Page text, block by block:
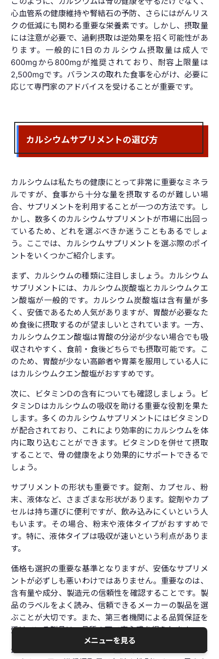
心血管系の健康維持や腎結石の予防、さらにはがんリス
クの低減にも関わる重要な栄養素です。しかし、摂取量
には注意が必要で、過剰摂取は逆効果を招く可能性があ
ります。一般的に1日のカルシウム摂取量は成人で
600mgから800mgが推奨されており、耐容上限量は
2,500mgです。バランスの取れた食事を心がけ、必要に
応じて専門家のアドバイスを受けることが重要です。
カルシウムサプリメントの選び方
カルシウムは私たちの健康にとって非常に重要なミネラ
ルですが、食事から十分な量を摂取するのが難しい場
合、サプリメントを利用することが一つの方法です。し
かし、数多くのカルシウムサプリメントが市場に出回っ
ているため、どれを選ぶべきか迷うこともあるでしょ
う。ここでは、カルシウムサプリメントを選ぶ際のポイ
ントをいくつかご紹介します。
まず、カルシウムの種類に注目しましょう。カルシウム
サプリメントには、カルシウム炭酸塩とカルシウムクエ
ン酸塩が一般的です。カルシウム炭酸塩は含有量が多
く、安価であるため人気がありますが、胃酸が必要なた
め食後に摂取するのが望ましいとされています。一方、
カルシウムクエン酸塩は胃酸の分泌が少ない場合でも吸
収されやすく、食前・食後どちらでも摂取可能です。こ
のため、胃酸が少ない高齢者や胃薬を服用している人に
はカルシウムクエン酸塩がおすすめです。
次に、ビタミンDの含有についても確認しましょう。ビ
タミンDはカルシウムの吸収を助ける重要な役割を果た
します。多くのカルシウムサプリメントにはビタミンD
が配合されており、これにより効率的にカルシウムを体
内に取り込むことができます。ビタミンDを併せて摂取
することで、骨の健康をより効果的にサポートできるで
しょう。
サプリメントの形状も重要です。錠剤、カプセル、粉
末、液体など、さまざまな形状があります。錠剤やカプ
セルは持ち運びに便利ですが、飲み込みにくいという人
もいます。その場合、粉末や液体タイプがおすすめで
す。特に、液体タイプは吸収が速いという利点がありま
す。
価格も選択の重要な基準となりますが、安価なサプリメ
ントが必ずしも悪いわけではありません。重要なのは、
含有量や成分、製造元の信頼性を確認することです。製
品のラベルをよく読み、信頼できるメーカーの製品を選
ぶことが大切です。また、第三者機関による品質保証を
受けている製品は、品質の面で安心感を得られます。
最後に、サプリメントの摂取量を確認しましょう。カル
メニューを見る